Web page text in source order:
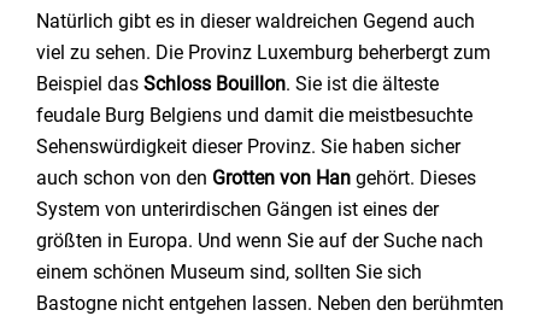
Natürlich gibt es in dieser waldreichen Gegend auch
viel zu sehen. Die Provinz Luxemburg beherbergt zum
Beispiel das Schloss Bouillon. Sie ist die älteste
feudale Burg Belgiens und damit die meistbesuchte
Sehenswürdigkeit dieser Provinz. Sie haben sicher
auch schon von den Grotten von Han gehört. Dieses
System von unterirdischen Gängen ist eines der
größten in Europa. Und wenn Sie auf der Suche nach
einem schönen Museum sind, sollten Sie sich
Bastogne nicht entgehen lassen. Neben den berühmten